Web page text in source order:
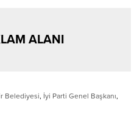
ALANI
Belediyesi, İyi Parti Genel Başkanı,